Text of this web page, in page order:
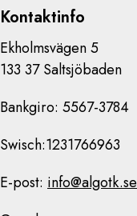
Kontaktinfo
Ekholmsvägen 5
133 37 Saltsjöbaden
Bankgiro: 5567-3784
Swisch:1231766963
E-post: info@algotk.se